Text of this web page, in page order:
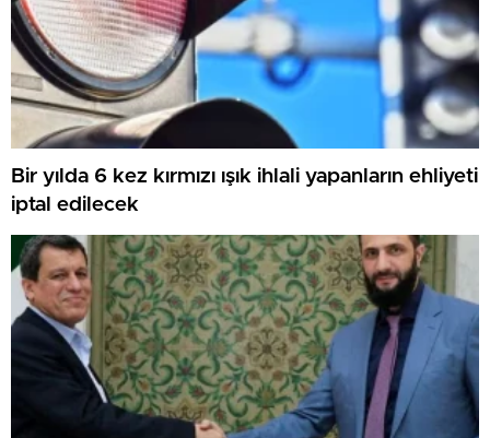
Bir yılda 6 kez kırmızı ışık ihlali yapanların ehliyeti
iptal edilecek